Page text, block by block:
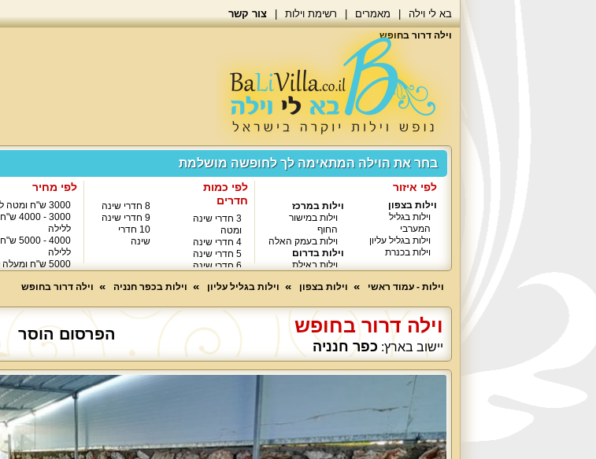
בא לי וילה מאמרים רשימת וילות צור קשר
וילה דרור בחופש
בחר את הוילה המתאימה לך לחופשה מושלמת
לפי איזור
וילות בצפון
וילות בגליל
המערבי
וילות בגליל עליון
וילות בכנרת
וילות במרכז
וילות במישור
החוף
וילות בעמק האלה
וילות בדרום
וילות באילת
לפי כמות
חדרים
3 חדרי שינה
ומטה
4 חדרי שינה
5 חדרי שינה
6 חדרי שינה
8 חדרי שינה
9 חדרי שינה
10 חדרי
שינה
לפי מחיר
3000 ש"ח ומטה ללילה
3000 - 4000 ש"ח
ללילה
4000 - 5000 ש"ח
ללילה
5000 ש"ח ומעלה ללילה
וילות - עמוד ראשי
וילות בצפון וילות בגליל עליון וילות בכפר חנניה וילה דרור בחופש
וילה דרור בחופש
יישוב בארץ: כפר חנניה
הפרסום הוסר